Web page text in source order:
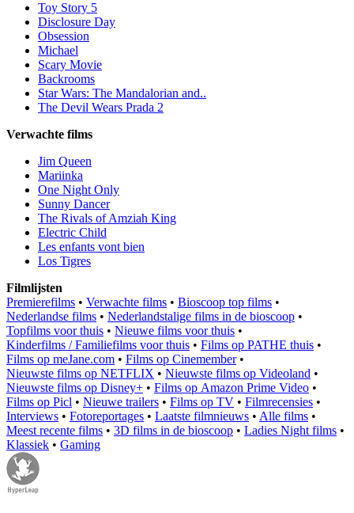
Toy Story 5
Disclosure Day
Obsession
Michael
Scary Movie
Backrooms
Star Wars: The Mandalorian and..
The Devil Wears Prada 2
Verwachte films
Jim Queen
Mariinka
One Night Only
Sunny Dancer
The Rivals of Amziah King
Electric Child
Les enfants vont bien
Los Tigres
Filmlijsten
Premierefilms • Verwachte films • Bioscoop top films •
Nederlandse films • Nederlandstalige films in de bioscoop •
Topfilms voor thuis • Nieuwe films voor thuis •
Kinderfilms / Familiefilms voor thuis • Films op PATHE thuis •
Films op meJane.com • Films op Cinemember•
Nieuwste films op NETFLIX • Nieuwste films op Videoland •
Nieuwste films op Disney+ • Films op Amazon Prime Video •
Films op Picl • Nieuwe trailers • Films op TV • Filmrecensies •
Interviews • Fotoreportages • Laatste filmnieuws • Alle films •
Meest recente films • 3D films in de bioscoop • Ladies Night films •
Klassiek • Gaming